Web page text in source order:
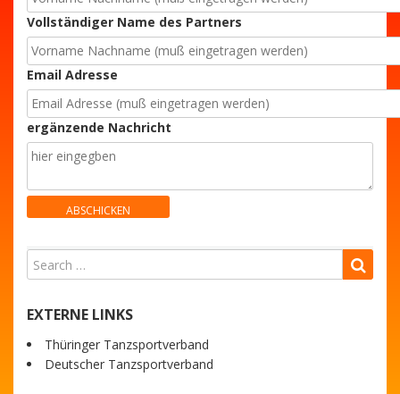
Vollständiger Name des Partners
Email Adresse
ergänzende Nachricht
EXTERNE LINKS
Thüringer Tanzsportverband
Deutscher Tanzsportverband